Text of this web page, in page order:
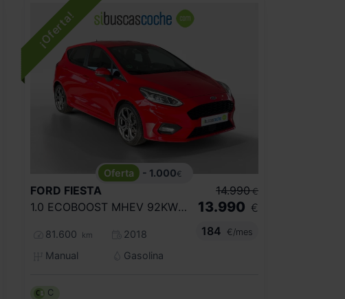
- 1.000€
FORD FIESTA
1.0 ECOBOOST MHEV 92KW(125CV) ACTIVE 5P
81.600 km
2018
Manual
Gasolina
14.990 €
13.990 €
184
€/mes
C